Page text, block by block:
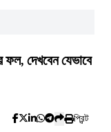
দেখবেন যেভাবে
প্রিন্ট